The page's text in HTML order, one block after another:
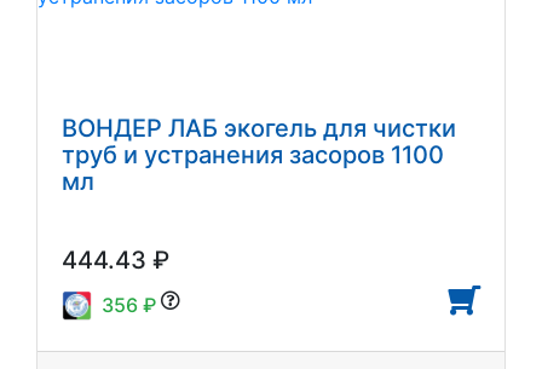
ВОНДЕР ЛАБ экогель для чистки
труб и устранения засоров 1100
мл
444.43 ₽
356 ₽